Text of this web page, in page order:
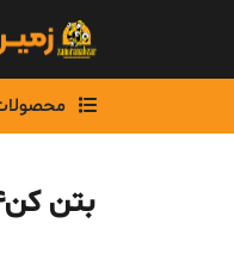
بتن کن4شیار میلواکی مدل PH26X